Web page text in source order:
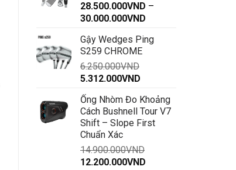
28.500.000VND –
30.000.000VND
từ
Gậy Wedges Ping
S259 CHROME
6.250.000VND
Giá
là:
6.250.000VND.
5.312.000VND
tại
là:
5.312.000VND.
Ống Nhòm Đo Khoảng
Cách Bushnell Tour V7
Shift – Slope First
Chuẩn Xác
14.900.000VND
Giá
12.200.000VND